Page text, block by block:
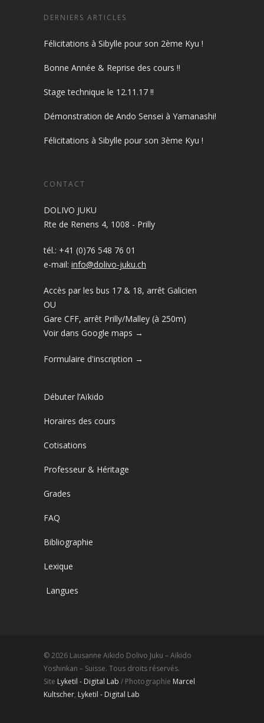
DERNIERS ARTICLES
Félicitations à Sibylle pour son 2ème Kyu !
Bonne Année & Reprise des cours !!
Stage technique le 12.11.17 !!
Démonstration de Ando Sensei à Yamanashi!
Félicitations à Sibylle pour son 3ème Kyu !
CONTACT
DOLIVO JUKU
Rte de Renens 4, 1008 - Prilly
tél.: +41 (0)76 548 76 01
e-mail: info@dolivo-juku.ch
Accès par les bus 17 & 18, arrêt Galicien
OU
Gare CFF, arrêt Prilly/Malley (à 250m)
Voir dans Google maps →
Formulaire d'inscription →
Débuter l’Aïkido
Horaires des cours
Cotisations
Professeur & Héritage
Grades
FAQ
Bibliographie
Lexique
Langues
© 2026 Lausanne Aikido Dolivo Juku – Aïkido
Yoshinkan – Suisse. Tous droits réservés.
Site Lyketil - Digital Lab / Photographie Marcel
Kultscher, Lyketil - Digital Lab